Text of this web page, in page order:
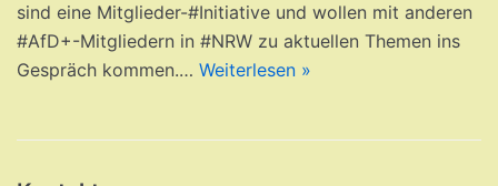
sind eine Mitglieder-#Initiative und wollen mit anderen
#AfD+-Mitgliedern in #NRW zu aktuellen Themen ins
Gespräch kommen.… Weiterlesen »